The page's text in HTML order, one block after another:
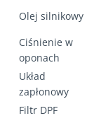
Olej silnikowy
Ciśnienie w
oponach
Układ
zapłonowy
Filtr DPF